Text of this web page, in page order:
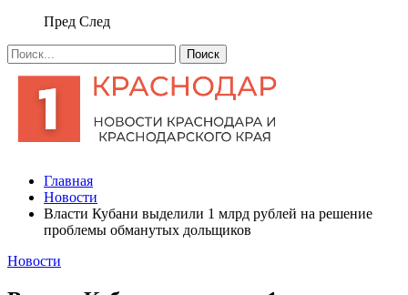
Пред След
Главная
Новости
Власти Кубани выделили 1 млрд рублей на решение
проблемы обманутых дольщиков
Новости